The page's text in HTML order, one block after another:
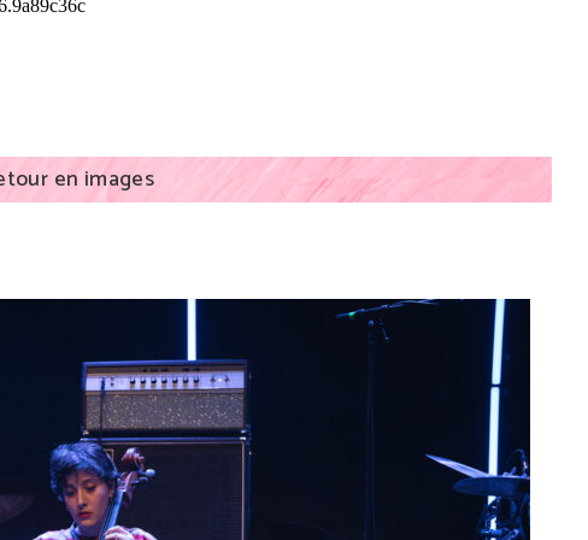
en images